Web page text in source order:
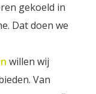
gekoeld in
Dat doen we
willen wij
Van